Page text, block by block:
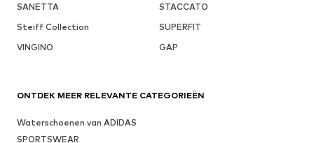
SANETTA
STACCATO
Steiff Collection
SUPERFIT
VINGINO
GAP
ONTDEK MEER RELEVANTE CATEGORIEËN
Waterschoenen van ADIDAS
SPORTSWEAR